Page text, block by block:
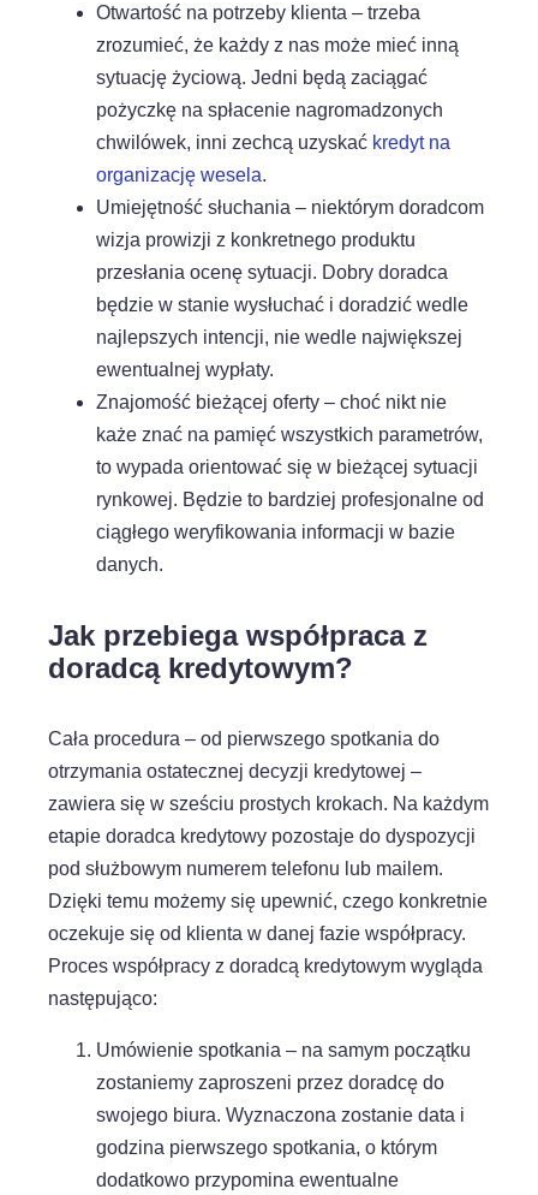
Otwartość na potrzeby klienta – trzeba
zrozumieć, że każdy z nas może mieć inną
sytuację życiową. Jedni będą zaciągać
pożyczkę na spłacenie nagromadzonych
chwilówek, inni zechcą uzyskać kredyt na
organizację wesela.
Umiejętność słuchania – niektórym doradcom
wizja prowizji z konkretnego produktu
przesłania ocenę sytuacji. Dobry doradca
będzie w stanie wysłuchać i doradzić wedle
najlepszych intencji, nie wedle największej
ewentualnej wypłaty.
Znajomość bieżącej oferty – choć nikt nie
każe znać na pamięć wszystkich parametrów,
to wypada orientować się w bieżącej sytuacji
rynkowej. Będzie to bardziej profesjonalne od
ciągłego weryfikowania informacji w bazie
danych.
Jak przebiega współpraca z
doradcą kredytowym?
Cała procedura – od pierwszego spotkania do
otrzymania ostatecznej decyzji kredytowej –
zawiera się w sześciu prostych krokach. Na każdym
etapie doradca kredytowy pozostaje do dyspozycji
pod służbowym numerem telefonu lub mailem.
Dzięki temu możemy się upewnić, czego konkretnie
oczekuje się od klienta w danej fazie współpracy.
Proces współpracy z doradcą kredytowym wygląda
następująco:
Umówienie spotkania – na samym początku
zostaniemy zaproszeni przez doradcę do
swojego biura. Wyznaczona zostanie data i
godzina pierwszego spotkania, o którym
dodatkowo przypomina ewentualne